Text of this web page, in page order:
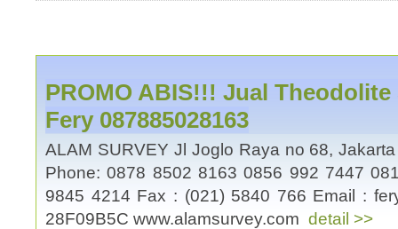
PROMO ABIS!!! Jual Theodolite
Fery 087885028163
ALAM SURVEY Jl Joglo Raya no 68,
Phone: 0878 8502 8163 0856 992 7447
9845 4214 Fax : (021) 5840 766 Email :
28F09B5C www.alamsurvey.com detail >>